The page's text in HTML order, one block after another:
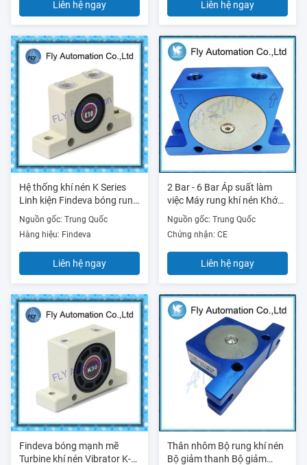
Liên hệ ngay Liên hệ ngay
Hệ thống khí nén K Series
Linh kiện Findeva bóng rung
K-10 1/4 Inch
Nguồn gốc: Trung Quốc
Hàng hiệu: Findeva
Liên hệ ngay
2 Bar - 6 Bar Áp suất làm
việc Máy rung khí nén Khớp
nối nhanh Hiệu suất cao
Nguồn gốc: Trung Quốc
Chứng nhận: CE
Liên hệ ngay
Findeva bóng mạnh mẽ
Turbine khí nén Vibrator K-
Thân nhôm Bộ rung khí nén
Bộ giảm thanh Bộ giảm